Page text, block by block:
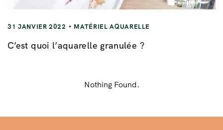
31 JANVIER 2022 MATÉRIEL AQUARELLE
C’est quoi l’aquarelle granulée ?
Nothing Found.